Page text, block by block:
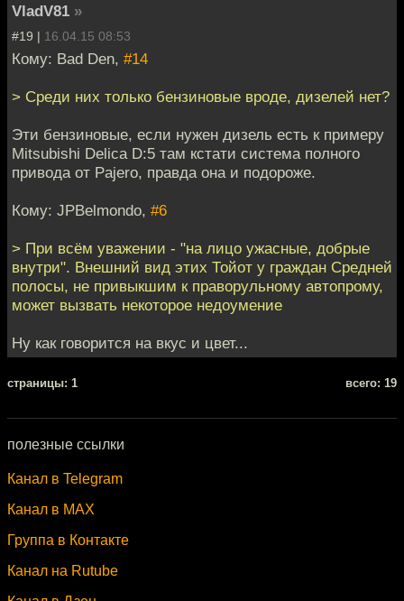
VladV81 »
#19 | 16.04.15 08:53
Кому: Bad Den, #14
> Среди них только бензиновые вроде, дизелей нет?
Эти бензиновые, если нужен дизель есть к примеру
Mitsubishi Delica D:5 там кстати система полного
привода от Pajero, правда она и подороже.
Кому: JPBelmondo, #6
> При всём уважении - "на лицо ужасные, добрые
внутри". Внешний вид этих Тойот у граждан Средней
полосы, не привыкшим к праворульному автопрому,
может вызвать некоторое недоумение
Ну как говорится на вкус и цвет...
cтраницы: 1 всего: 19
полезные ссылки
Канал в Telegram
Канал в MAX
Группа в Контакте
Канал на Rutube